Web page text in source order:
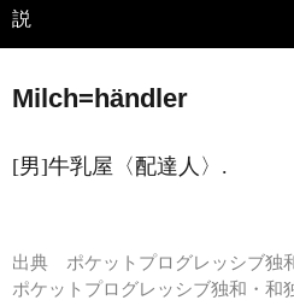
説
Milch=händler
[男]牛乳屋〈配達人〉.
出典 ポケットプログレッシブ独
ポケットプログレッシブ独和・和